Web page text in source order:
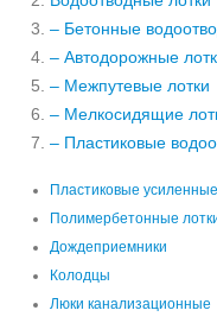
– Бетонные
– Автодорожные
– Межпутевые лотки
– Мелкосидящие
– Пластиковые
Пластиковые
Полимербетонные
Дождеприемники
Колодцы
Люки канализационные